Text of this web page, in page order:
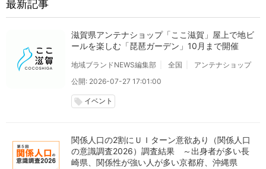
最新記事
滋賀県アンテナショップ「ここ滋賀」屋上で地ビ
ールを楽しむ「琵琶ガーデン」10月まで開催
地域ブランドNEWS編集部 全国
アンテナショップ
公開: 2026-07-27 17:01:00
local_offer イベント
関係人口の2割にＵＩターン意欲あり（関係人口
の意識調査2026）調査結果 ～出身者が多い長
崎県、関係性が強い人が多い京都府、沖縄県